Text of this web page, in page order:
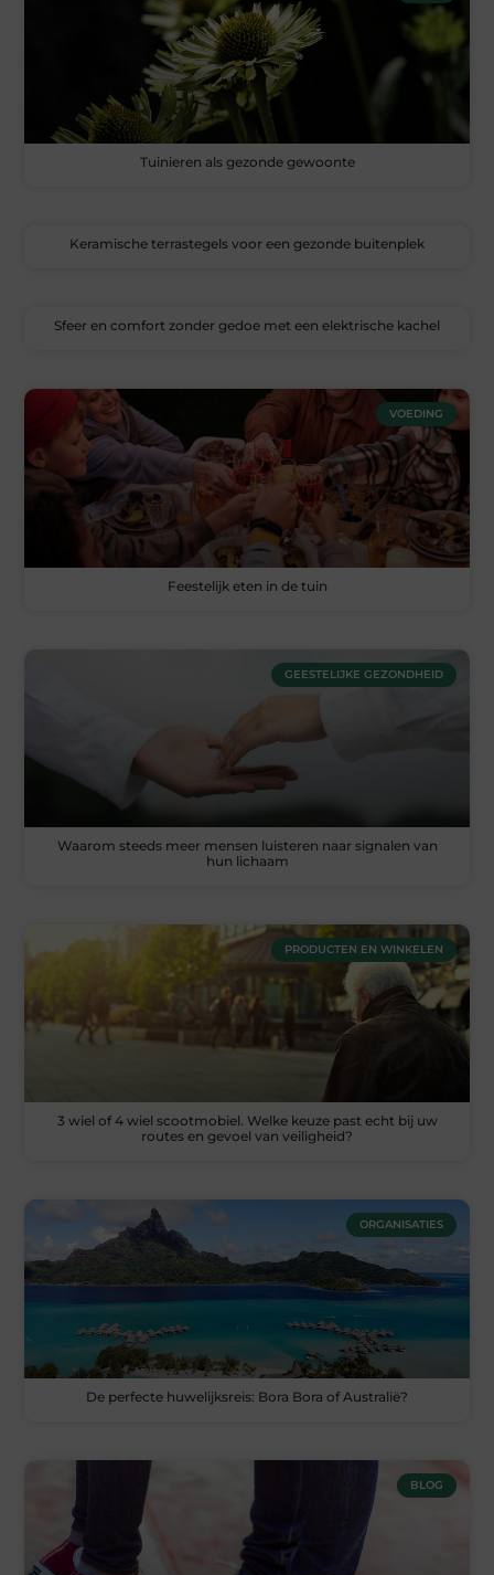
Tuinieren als gezonde gewoonte
Keramische terrastegels voor een gezonde buitenplek
Sfeer en comfort zonder gedoe met een elektrische kachel
VOEDING
Feestelijk eten in de tuin
GEESTELIJKE GEZONDHEID
Waarom steeds meer mensen luisteren naar signalen van
hun lichaam
PRODUCTEN EN WINKELEN
3 wiel of 4 wiel scootmobiel. Welke keuze past echt bij uw
routes en gevoel van veiligheid?
ORGANISATIES
De perfecte huwelijksreis: Bora Bora of Australië?
BLOG